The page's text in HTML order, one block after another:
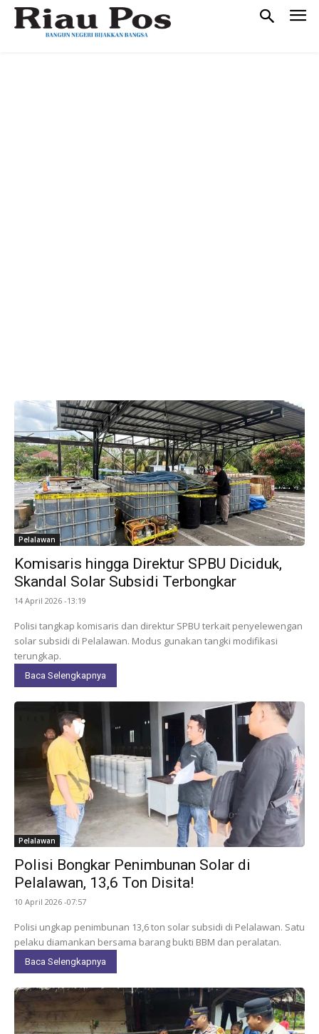
Pelalawan
Komisaris hingga Direktur SPBU Diciduk,
Skandal Solar Subsidi Terbongkar
14 April 2026 -13:19
Polisi tangkap komisaris dan direktur SPBU terkait penyelewengan
solar subsidi di Pelalawan. Modus gunakan tangki modifikasi
terungkap.
Baca Selengkapnya
Pelalawan
Polisi Bongkar Penimbunan Solar di
Pelalawan, 13,6 Ton Disita!
10 April 2026 -07:57
Polisi ungkap penimbunan 13,6 ton solar subsidi di Pelalawan. Satu
pelaku diamankan bersama barang bukti BBM dan peralatan.
Baca Selengkapnya